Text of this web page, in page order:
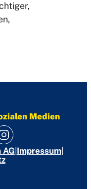
Medien
AG Impressum|